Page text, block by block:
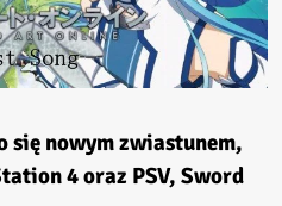
się nowym zwiastunem,
4 oraz PSV, Sword